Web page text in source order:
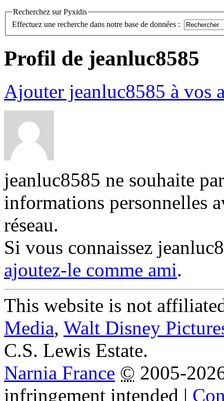
Recherchez sur Pyxidis
Effectuez une recherche dans notre base de données :
Profil de jeanluc8585
Ajouter jeanluc8585 à vos
jeanluc8585 ne souhaite
informations personnelles
réseau.
Si vous connaissez
ajoutez-le comme ami.
This website is not
Media, Walt Disney
C.S. Lewis Estate.
Narnia France © 2005-
infringement intended |